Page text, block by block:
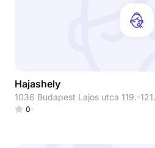
Hajashely
1036 Budapest Lajos utca 119.-
0